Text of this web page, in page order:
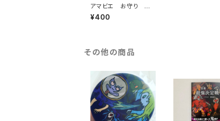
アマビエ お守り キ
ーホルダー 小学生妖
怪博士アラタ オリジナ
¥400
その他の商品